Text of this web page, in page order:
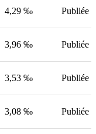
4,29 ‰ Publiée
3,96 ‰ Publiée
3,53 ‰ Publiée
3,08 ‰ Publiée